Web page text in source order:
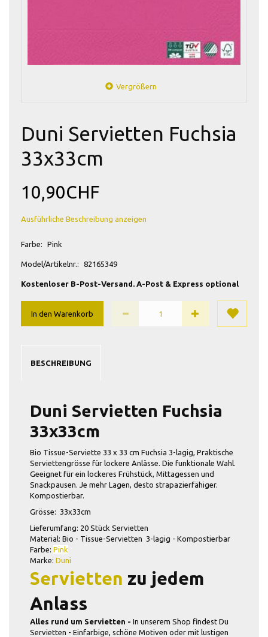
Vergrößern
Duni Servietten Fuchsia
33x33cm
10,90CHF
Ausführliche Beschreibung anzeigen
Farbe: Pink
Model/Artikelnr.: 82165349
Kostenloser B-Post-Versand. A-Post & Express optional
In den Warenkorb
BESCHREIBUNG
Duni Servietten Fuchsia
33x33cm
Bio Tissue-Serviette 33 x 33 cm Fuchsia 3-lagig, Praktische
Serviettengrösse für lockere Anlässe. Die funktionale Wahl.
Geeignet für ein lockeres Frühstück, Mittagessen und
Snackpausen. Je mehr Lagen, desto strapazierfähiger.
Kompostierbar.
Grösse: 33x33cm
Lieferumfang: 20 Stück Servietten
Material: Bio - Tissue-Servietten 3-lagig - Kompostierbar
Farbe: Pink
Marke: Duni
Servietten zu jedem
Anlass
Alles rund um Servietten - In unserem Shop findest Du
Servietten - Einfarbige, schöne Motiven oder mit lustigen